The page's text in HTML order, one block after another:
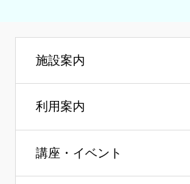
施設案内
利用案内
講座・イベント